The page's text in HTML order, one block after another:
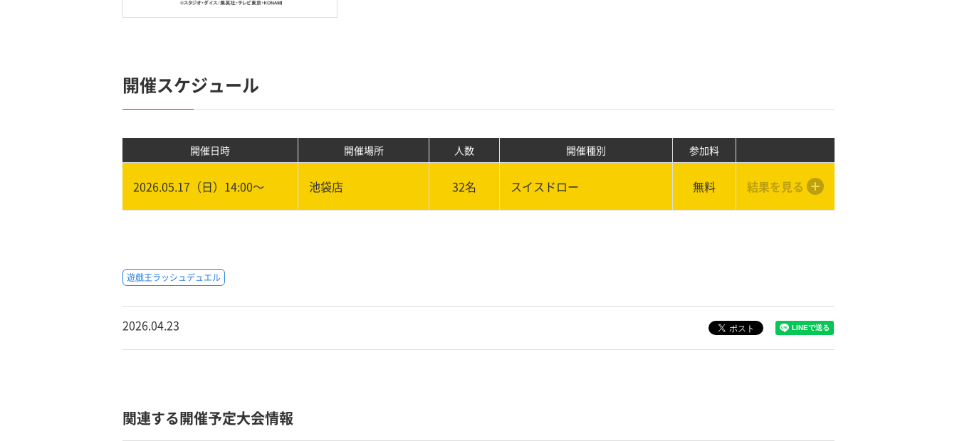
開催スケジュール
開催日時 開催場所 人数 開催種別 参加料
2026.05.17（日）14:00〜 池袋店 32名 スイスドロー 無料 結果を見る
遊戯王ラッシュデュエル
2026.04.23
関連する開催予定大会情報